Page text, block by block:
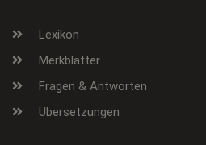
Lexikon
Merkblätter
Fragen & Antworten
Übersetzungen